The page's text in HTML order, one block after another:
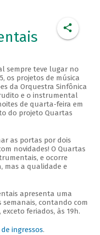
sempre teve lugar no
os projetos de música
da Orquestra Sinfônica
e o instrumental
de quarta-feira em
do projeto Quartas
as portas por dois
novidades! O Quartas
e ocorre
mas a qualidade e
apresenta uma
contando com
feriados, às 19h.
ingressos.